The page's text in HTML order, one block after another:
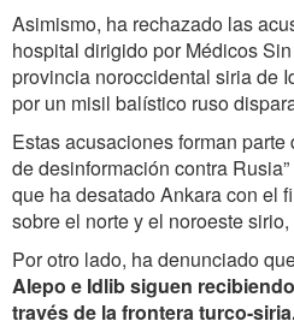
Asimismo, ha rechazado las
hospital dirigido por Médicos
provincia noroccidental siria de
por un misil balístico ruso
Estas acusaciones forman
de desinformación contra
que ha desatado Ankara con el
sobre el norte y el noroeste
Por otro lado, ha denunciado
Alepo e Idlib siguen
través de la frontera turco-